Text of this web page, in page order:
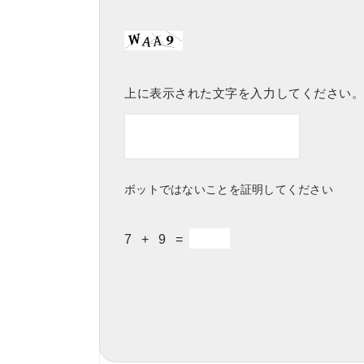
上に表示された文字を入力してください。
ボットではないことを証明してください
7 + 9 =